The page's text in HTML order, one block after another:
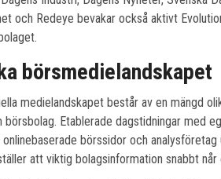
och Redeye bevakar också aktivt
börsmedielandskapet
medielandskapet består av en mängd
Etablerade dagstidningar med
onlinebaserade börssidor och
att viktig bolagsinformation snabbt når